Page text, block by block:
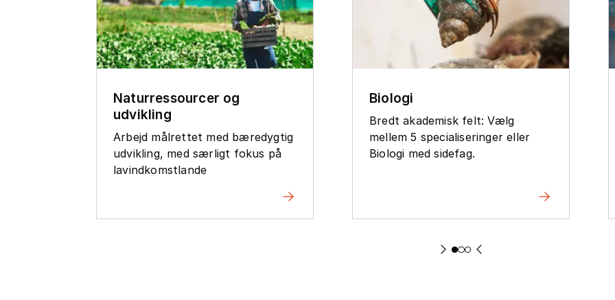
Naturressourcer og
udvikling
Arbejd målrettet med bæredygtig
udvikling, med særligt fokus på
lavindkomstlande
Biologi
Bredt akademisk felt: Vælg
mellem 5 specialiseringer eller
Biologi med sidefag.